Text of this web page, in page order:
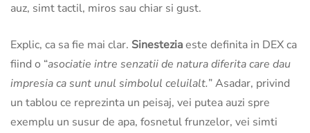
auz, simt tactil, miros sau chiar si gust.
Explic, ca sa fie mai clar. Sinesteziaeste definita in DEX ca
fiind o “asociatie intre senzatii de natura diferita care dau
impresia ca sunt unul simbolul celuilalt.” Asadar, privind
un tablou ce reprezinta un peisaj, vei putea auzi spre
exemplu un susur de apa, fosnetul frunzelor, vei simti